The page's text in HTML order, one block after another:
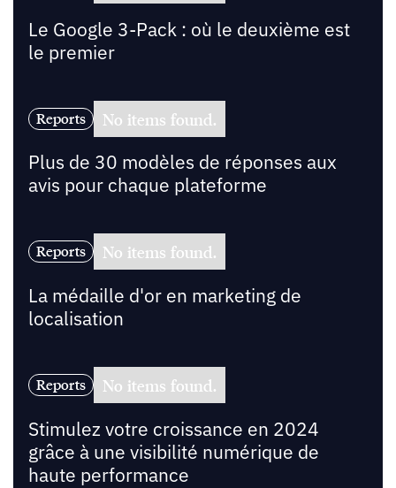
Le Google 3-Pack : où le deuxième est
le premier
Reports No items found.
Plus de 30 modèles de réponses aux
avis pour chaque plateforme
Reports No items found.
La médaille d'or en marketing de
localisation
Reports No items found.
Stimulez votre croissance en 2024
grâce à une visibilité numérique de
haute performance